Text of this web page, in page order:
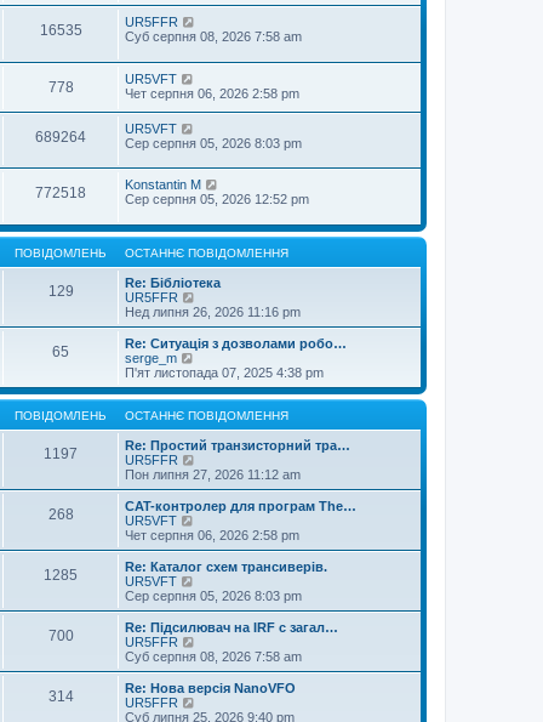
16535
UR5FFR
Суб серпня 08, 2026 7:58 am
778
UR5VFT
Чет серпня 06, 2026 2:58 pm
689264
UR5VFT
Сер серпня 05, 2026 8:03 pm
772518
Konstantin M
Сер серпня 05, 2026 12:52 pm
ПОВІДОМЛЕНЬ ОСТАННЄ ПОВІДОМЛЕННЯ
129
Re: Бібліотека
UR5FFR
е
р
е
г
л
н
у
т
и
с
н
н
є
о
і
д
о
л
е
н
я
Нед липня 26, 2026 11:16 pm
65
Re: Ситуація з дозволами робо…
serge_m
е
р
е
г
л
я
у
т
и
с
н
н
є
о
і
д
о
П'ят листопада 07, 2025 4:38 pm
ПОВІДОМЛЕНЬ ОСТАННЄ ПОВІДОМЛЕННЯ
1197
Re: Простий транзисторний тра…
UR5FFR
е
р
е
л
у
т
и
с
а
н
н
Пон липня 27, 2026 11:12 am
268
CAT-контролер для програм The…
UR5VFT
е
р
е
л
у
и
с
Чет серпня 06, 2026 2:58 pm
1285
Re: Каталог схем трансиверів.
UR5VFT
е
р
е
л
у
т
Сер серпня 05, 2026 8:03 pm
700
Re: Підсилювач на IRF с загал…
UR5FFR
е
р
е
л
Суб серпня 08, 2026 7:58 am
314
Re: Нова версія NanoVFO
UR5FFR
е
Суб липня 25, 2026 9:40 pm